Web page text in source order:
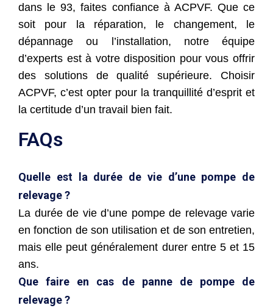
dans le 93, faites confiance à ACPVF. Que ce
soit pour la réparation, le changement, le
dépannage ou l’installation, notre équipe
d’experts est à votre disposition pour vous offrir
des solutions de qualité supérieure. Choisir
ACPVF, c’est opter pour la tranquillité d’esprit et
la certitude d’un travail bien fait.
FAQs
Quelle est la durée de vie d’une pompe de
relevage ?
La durée de vie d’une pompe de relevage varie
en fonction de son utilisation et de son entretien,
mais elle peut généralement durer entre 5 et 15
ans.
Que faire en cas de panne de pompe de
relevage ?